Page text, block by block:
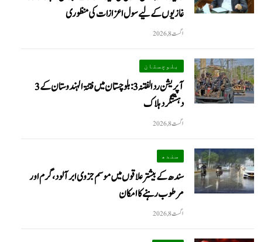
غازیوں کے لیے سول اعزازات کی منظوری
اگست 8, 2026
بلوچستان
آپریشن رد الفتنہ 3: بلوچستان میں فتنۃ الہندوستان کے 3
دہشتگرد ہلاک
اگست 8, 2026
سندھ
سندھ کے بیشتر علاقوں میں موسم جزوی ابر آلود، گرم اور
مرطوب رہنے کا امکان
اگست 8, 2026